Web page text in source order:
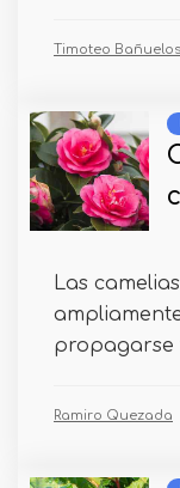
Timoteo Bañuelos
Las
propagarse
Ramiro Quezada